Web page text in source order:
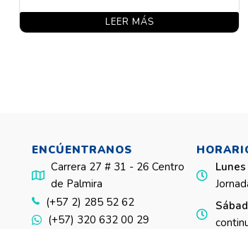
LEER MÁS
ENCÚENTRANOS
Carrera 27 # 31 - 26 Centro
de Palmira
(+57 2) 285 52 62
(+57) 320 632 00 29